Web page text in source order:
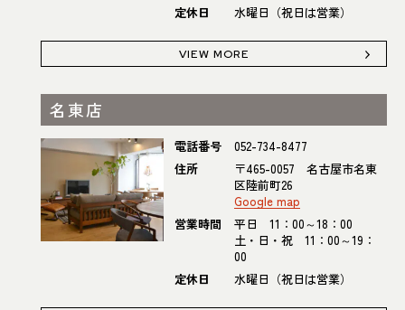
定休日
水曜日（祝日は営業）
VIEW MORE
名東店
電話番号
052-734-8477
住所
〒465-0057 名古屋市名東
区陸前町26
Google map
営業時間
平日 11：00～18：00
土・日・祝 11：00～19：
00
定休日
水曜日（祝日は営業）